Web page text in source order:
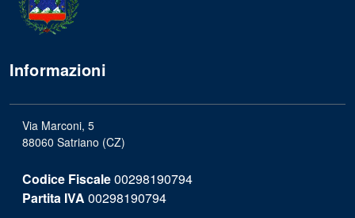
Informazioni
Via Marconi, 5
88060 Satriano (CZ)
Codice Fiscale00298190794
Partita IVA 00298190794